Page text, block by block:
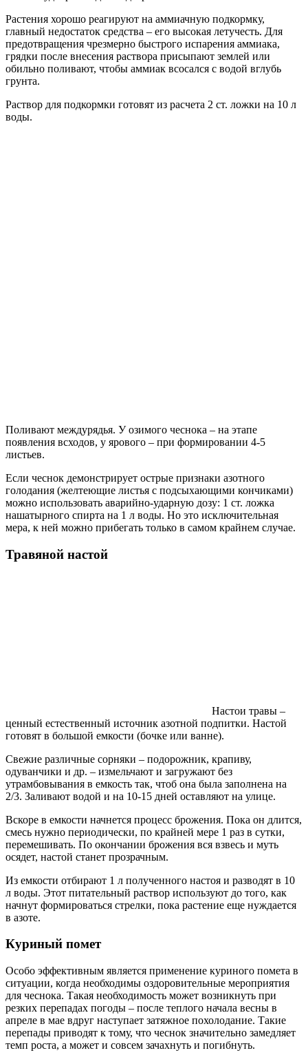
Растения хорошо реагируют на аммиачную подкормку,
главный недостаток средства – его высокая летучесть. Для
предотвращения чрезмерно быстрого испарения аммиака,
грядки после внесения раствора присыпают землей или
обильно поливают, чтобы аммиак всосался с водой вглубь
грунта.
Раствор для подкормки готовят из расчета 2 ст. ложки на 10 л
воды.
Поливают междурядья. У озимого чеснока – на этапе
появления всходов, у ярового – при формировании 4-5
листьев.
Если чеснок демонстрирует острые признаки азотного
голодания (желтеющие листья с подсыхающими кончиками)
можно использовать аварийно-ударную дозу: 1 ст. ложка
нашатырного спирта на 1 л воды. Но это исключительная
мера, к ней можно прибегать только в самом крайнем случае.
Травяной настой
Настои травы –
ценный естественный источник азотной подпитки. Настой
готовят в большой емкости (бочке или ванне).
Свежие различные сорняки – подорожник, крапиву,
одуванчики и др. – измельчают и загружают без
утрамбовывания в емкость так, чтоб она была заполнена на
2/3. Заливают водой и на 10-15 дней оставляют на улице.
Вскоре в емкости начнется процесс брожения. Пока он длится,
смесь нужно периодически, по крайней мере 1 раз в сутки,
перемешивать. По окончании брожения вся взвесь и муть
осядет, настой станет прозрачным.
Из емкости отбирают 1 л полученного настоя и разводят в 10
л воды. Этот питательный раствор используют до того, как
начнут формироваться стрелки, пока растение еще нуждается
в азоте.
Куриный помет
Особо эффективным является применение куриного помета в
ситуации, когда необходимы оздоровительные мероприятия
для чеснока. Такая необходимость может возникнуть при
резких перепадах погоды – после теплого начала весны в
апреле в мае вдруг наступает затяжное похолодание. Такие
перепады приводят к тому, что чеснок значительно замедляет
темп роста, а может и совсем зачахнуть и погибнуть.